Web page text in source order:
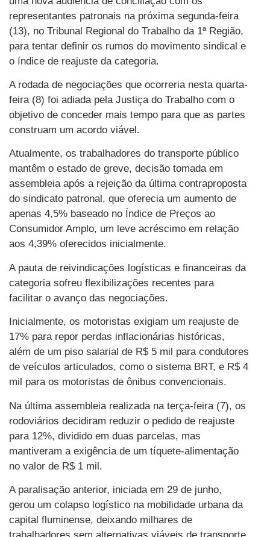
representantes patronais na próxima segunda-feira
(13), no Tribunal Regional do Trabalho da 1ª Região,
para tentar definir os rumos do movimento sindical e
o índice de reajuste da categoria.
A rodada de negociações que ocorreria nesta quarta-
feira (8) foi adiada pela Justiça do Trabalho com o
objetivo de conceder mais tempo para que as partes
construam um acordo viável.
Atualmente, os trabalhadores do transporte público
mantêm o estado de greve, decisão tomada em
assembleia após a rejeição da última contraproposta
do sindicato patronal, que oferecia um aumento de
apenas 4,5% baseado no Índice de Preços ao
Consumidor Amplo, um leve acréscimo em relação
aos 4,39% oferecidos inicialmente.
A pauta de reivindicações logísticas e financeiras da
categoria sofreu flexibilizações recentes para
facilitar o avanço das negociações.
Inicialmente, os motoristas exigiam um reajuste de
17% para repor perdas inflacionárias históricas,
além de um piso salarial de R$ 5 mil para condutores
de veículos articulados, como o sistema BRT, e R$ 4
mil para os motoristas de ônibus convencionais.
Na última assembleia realizada na terça-feira (7), os
rodoviários decidiram reduzir o pedido de reajuste
para 12%, dividido em duas parcelas, mas
mantiveram a exigência de um tíquete-alimentação
no valor de R$ 1 mil.
A paralisação anterior, iniciada em 29 de junho,
gerou um colapso logístico na mobilidade urbana da
capital fluminense, deixando milhares de